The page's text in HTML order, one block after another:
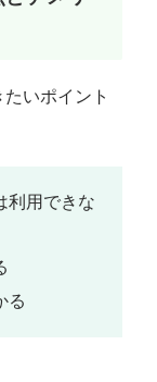
いポイント
利用できな
る